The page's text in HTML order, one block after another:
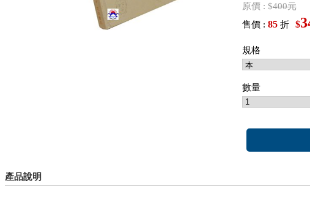
原價 : $400元
售價 : 85折 $
規格
數量
產品說明